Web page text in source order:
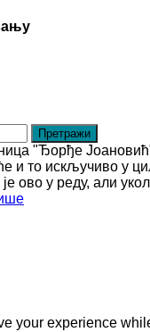
"Ђорђе
и то искључиво у
ово у реду, али
your experience